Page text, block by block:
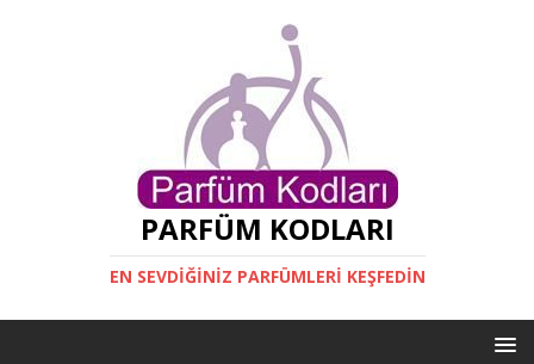
PARFÜM KODLARI
EN SEVDIĞINIZ PARFÜMLERI KEŞFEDIN